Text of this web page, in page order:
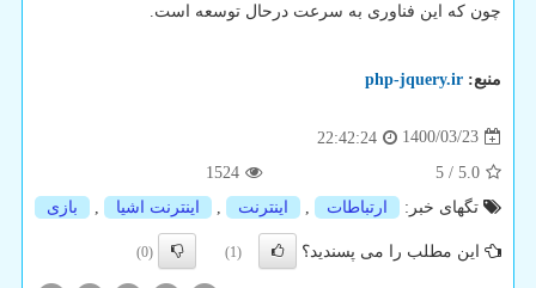
چون که این فناوری به سرعت درحال توسعه است.
منبع: php-jquery.ir
1400/03/23
22:42:24
5.0
/
5
1524
تگهای خبر:
ارتباطات , اینترنت , اینترنت اشیا , بازی
این مطلب را می پسندید؟ (1)
(0)